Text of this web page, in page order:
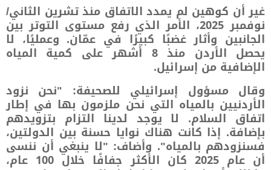
غير أن كوهين لم يمدد الاتفاق منذ تشرين الثاني/
نوفمبر 2025، الأمر الذي رفع مستوى التوتر بين
الجانبين وأثار غضبًا كبيرًا في عمّان. وعمليًا، لا
يحصل الأردن منذ 8 أشهر على كمية المياه
الإضافية من إسرائيل.
وقال مسؤول إسرائيلي للصحيفة: "نحن نزود
الأردنيين بالمياه التي نحن ملزمون بها في إطار
اتفاق السلام. لا يوجد لدينا التزام بتزويدهم
بإضافة. إذا كانت هناك نوايا حسنة بين الدولتين،
فسنزودهم بالمياه". وأضاف: "لا ينبغي أن ننسى
أن عام 2025 كان الأكثر جفافًا خلال 100 عام،